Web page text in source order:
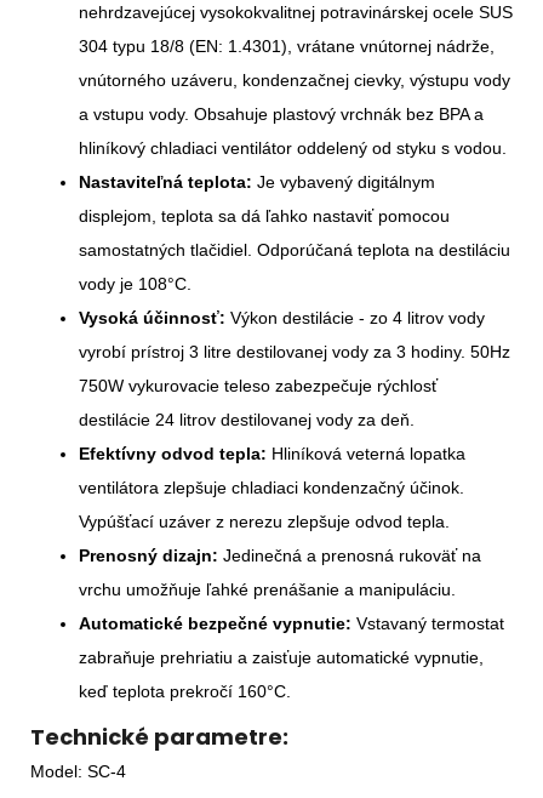
nehrdzavejúcej vysokokvalitnej potravinárskej ocele SUS
304 typu 18/8 (EN: 1.4301), vrátane vnútornej nádrže,
vnútorného uzáveru, kondenzačnej cievky, výstupu vody
a vstupu vody. Obsahuje plastový vrchnák bez BPA a
hliníkový chladiaci ventilátor oddelený od styku s vodou.
Nastaviteľná teplota: Je vybavený digitálnym
displejom, teplota sa dá ľahko nastaviť pomocou
samostatných tlačidiel. Odporúčaná teplota na destiláciu
vody je 108°C.
Vysoká účinnosť: Výkon destilácie - zo 4 litrov vody
vyrobí prístroj 3 litre destilovanej vody za 3 hodiny. 50Hz
750W vykurovacie teleso zabezpečuje rýchlosť
destilácie 24 litrov destilovanej vody za deň.
Efektívny odvod tepla: Hliníková veterná lopatka
ventilátora zlepšuje chladiaci kondenzačný účinok.
Vypúšťací uzáver z nerezu zlepšuje odvod tepla.
Prenosný dizajn: Jedinečná a prenosná rukoväť na
vrchu umožňuje ľahké prenášanie a manipuláciu.
Automatické bezpečné vypnutie: Vstavaný termostat
zabraňuje prehriatiu a zaisťuje automatické vypnutie,
keď teplota prekročí 160°C.
Technické parametre:
Model: SC-4